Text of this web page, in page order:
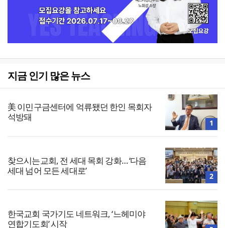
지금 인기 많은 뉴스
美 이민구금센터에 억류됐던 한인 목회자
석방돼
1
찾으시는교회, 전 세대 목회 강화… ‘다음
세대 넘어 모든 세대로’
2
한국교회 국가기도 네트워크, ‘느헤미야
연합기도회’ 시작